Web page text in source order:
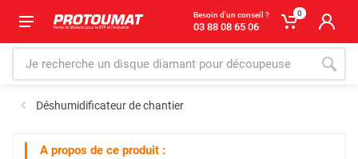
Besoin d'un conseil ?
03 88 08 65 06
0
Déshumidificateur de chantier
A propos de ce produit :